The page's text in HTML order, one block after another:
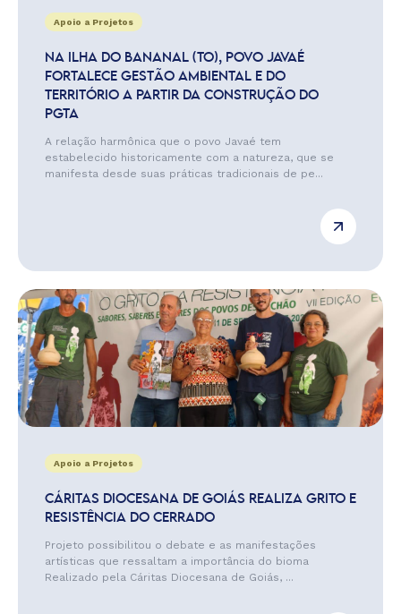
Apoio a Projetos
NA ILHA DO BANANAL (TO), POVO JAVAÉ
FORTALECE GESTÃO AMBIENTAL E DO
TERRITÓRIO A PARTIR DA CONSTRUÇÃO DO
PGTA
A relação harmônica que o povo Javaé tem
estabelecido historicamente com a natureza, que se
manifesta desde suas práticas tradicionais de pe...
Apoio a Projetos
CÁRITAS DIOCESANA DE GOIÁS REALIZA GRITO E
RESISTÊNCIA DO CERRADO
Projeto possibilitou o debate e as manifestações
artísticas que ressaltam a importância do bioma
Realizado pela Cáritas Diocesana de Goiás, ...